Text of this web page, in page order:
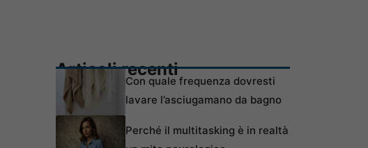
Articoli recenti
Con quale frequenza dovresti
lavare l’asciugamano da bagno
Perché il multitasking è in realtà